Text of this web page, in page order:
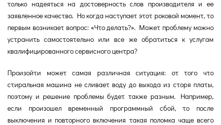
только надеяться на достоверность слов производителя и ее
заявленное качество. Но когда наступает этот роковой момент, то
первым возникает вопрос: «Что делать?». Может проблему можно
устранить самостоятельно или все же обратиться к услугам
квалифицированного сервисного центра?
Произойти может самая различная ситуация: от того что
стиральная машина не сливает воду до выхода из сторя платы,
поэтому и решение проблемы будет также разным. Например,
если произошел временный программный сбой, то после
выключения и повторного включения такая поломка чаще всего